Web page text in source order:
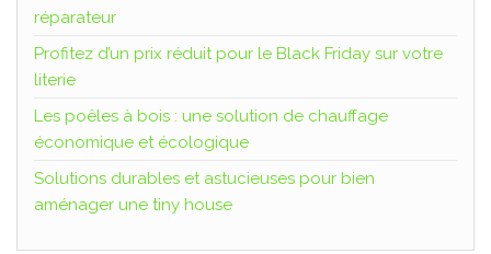
réparateur
Profitez d’un prix réduit pour le Black Friday sur votre
literie
Les poêles à bois : une solution de chauffage
économique et écologique
Solutions durables et astucieuses pour bien
aménager une tiny house